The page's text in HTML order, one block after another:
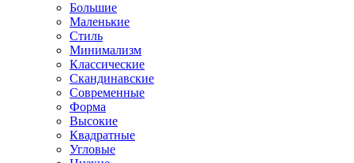
Большие
Маленькие
Стиль
Минимализм
Классические
Скандинавские
Современные
Форма
Высокие
Квадратные
Угловые